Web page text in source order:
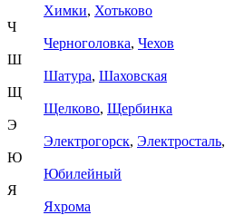
Химки, Хотьково
Ч
Черноголовка, Чехов
Ш
Шатура, Шаховская
Щ
Щелково, Щербинка
Э
Электрогорск, Электросталь,
Ю
Юбилейный
Я
Яхрома